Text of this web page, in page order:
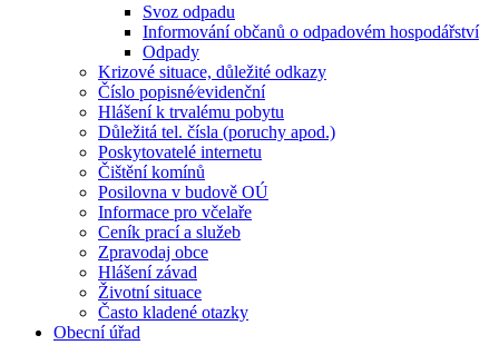
Svoz odpadu
Informování občanů o odpadovém hospodářství
Odpady
Krizové situace, důležité odkazy
Číslo popisné⁄evidenční
Hlášení k trvalému pobytu
Důležitá tel. čísla (poruchy apod.)
Poskytovatelé internetu
Čištění komínů
Posilovna v budově OÚ
Informace pro včelaře
Ceník prací a služeb
Zpravodaj obce
Hlášení závad
Životní situace
Často kladené otazky
Obecní úřad